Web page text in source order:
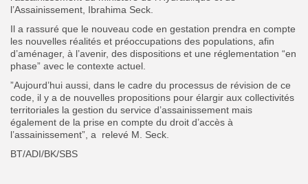
l’Assainissement, Ibrahima Seck.
Il a rassuré que le nouveau code en gestation prendra en compte
les nouvelles réalités et préoccupations des populations, afin
d’aménager, à l’avenir, des dispositions et une réglementation “en
phase” avec le contexte actuel.
”Aujourd’hui aussi, dans le cadre du processus de révision de ce
code, il y a de nouvelles propositions pour élargir aux collectivités
territoriales la gestion du service d’assainissement mais
également de la prise en compte du droit d’accès à
l’assainissement”, a relevé M. Seck.
BT/ADI/BK/SBS